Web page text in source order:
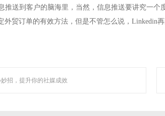
送到客户的脑海里，当然，信息推送要讲究一
外贸订单的有效方法，但是不管怎么说， Linkedin
招，提升你的社媒成效
聚焦网络以“让网络营销更简单有效”为使命，深入人工智
内知名的人工智能自动化营销系统，凭借着上线快、效果好